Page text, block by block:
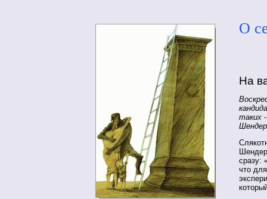
О
На
таких
сразу:
что